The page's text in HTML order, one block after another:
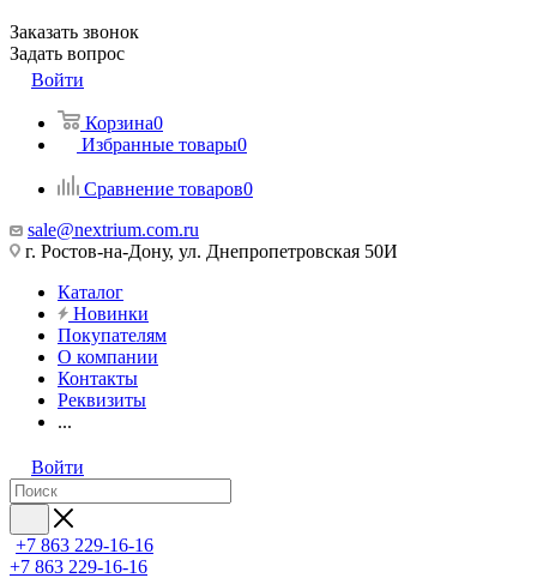
Заказать звонок
Задать вопрос
Войти
Корзина0
Избранные товары0
Сравнение товаров0
sale@nextrium.com.ru
г. Ростов-на-Дону, ул. Днепропетровская 50И
Каталог
Новинки
Покупателям
О компании
Контакты
Реквизиты
...
Войти
+7 863 229-16-16
+7 863 229-16-16